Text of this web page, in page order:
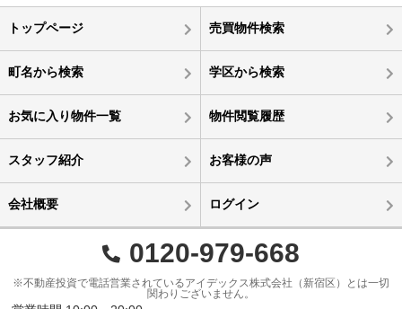
トップページ 売買物件検索
町名から検索 学区から検索
お気に入り物件一覧 物件閲覧履歴
スタッフ紹介 お客様の声
会社概要 ログイン
0120-979-668
※不動産投資で電話営業されているアイデックス株式会社（新宿区）とは一切
関わりございません。